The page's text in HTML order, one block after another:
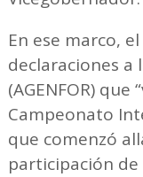
En ese marco,
declaraciones a
(AGENFOR)
Campeonato
que comenzó
participación de